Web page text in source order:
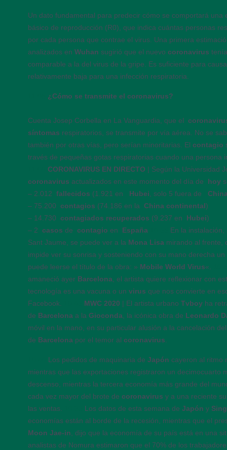
Un dato fundamental para predecir cómo se comportará una
básico de reproducción (R0), que indica cuántas personas
por cada persona que contrae el virus. Una primera
analizados en Wuhan sugirió que el nuevo coronavirus
comparable a la del virus de la gripe. Es suficiente para
relativamente baja para una infección respiratoria.
¿Cómo se transmite el coronavirus?
Cuenta Josep Corbella en La Vanguardia, que el
síntomas respiratorios, se transmite por vía aérea. No se
también por otras vías, pero serían minoritarias. El contagio
través de pequeñas gotas respiratorias cuando una persona
CORONAVIRUS EN DIRECTO | Según la Universidad
coronavirus actualizados en este momento del día de hoy
– 2.012 fallecidos (1.921 en Hubei, solo 5 fuera de
– 75.200 contagios (74.186 en la China continental)
– 14.730 contagiados recuperados (9.237 en Hubei)
– 2 casos de contagio en España
En la
Sant Jaume, se puede ver a la Mona Lisa mirando al frente,
impide ver su sonrisa y sosteniendo con su mano derecha
puede leerse el título de la obra: » Mobile World Virus«.
amaneció ayer Barcelona, el artista quiere reflexionar con
tecnología es una vacuna o un virus que nos convierte en
Facebook.
MWC 2020 | El artista urbano Tvboy ha
de Barcelona a la Gioconda, la icónica obra de Leonardo
móvil en la mano, en su particular alusión a la cancelación
de Barcelona por el temor al coronavirus.
Los pedidos de maquinaria de Japón cayeron al ritmo
mientras que las exportaciones registraron un decimocuarto
descenso, mientras la tercera economía más grande del
cada vez mayor del brote de coronavirus y a una reciente
las ventas.
Los datos de esta semana de Japón y
economías están al borde de la recesión, mientras que el
Moon Jae-in, dijo que la economía de su país está en una
analistas de Nomura estimaron que el 70% de los